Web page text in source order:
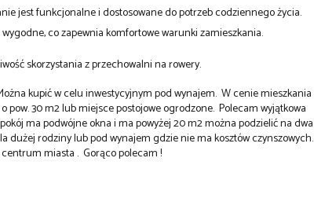
jest funkcjonalne i dostosowane do potrzeb codziennego życia.
co zapewnia komfortowe warunki zamieszkania.
skorzystania z przechowalni na rowery.
kupić w celu inwestycyjnym pod wynajem. W cenie mieszkania
pow. 30 m2 lub miejsce postojowe ogrodzone. Polecam wyjątkowa
ma podwójne okna i ma powyżej 20 m2 można podzielić na dwa
dużej rodziny lub pod wynajem gdzie nie ma kosztów czynszowych.
miasta . Gorąco polecam !